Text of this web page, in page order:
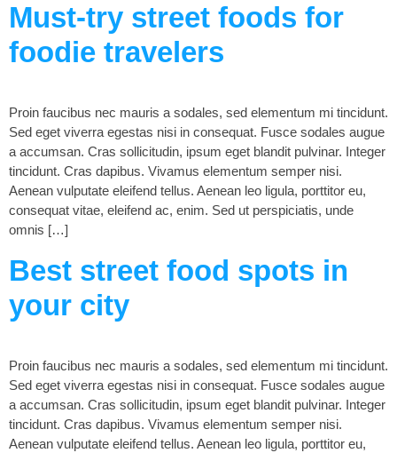
Must-try street foods for
foodie travelers
Proin faucibus nec mauris a sodales, sed elementum mi tincidunt.
Sed eget viverra egestas nisi in consequat. Fusce sodales augue
a accumsan. Cras sollicitudin, ipsum eget blandit pulvinar. Integer
tincidunt. Cras dapibus. Vivamus elementum semper nisi.
Aenean vulputate eleifend tellus. Aenean leo ligula, porttitor eu,
consequat vitae, eleifend ac, enim. Sed ut perspiciatis, unde
omnis […]
Best street food spots in
your city
Proin faucibus nec mauris a sodales, sed elementum mi tincidunt.
Sed eget viverra egestas nisi in consequat. Fusce sodales augue
a accumsan. Cras sollicitudin, ipsum eget blandit pulvinar. Integer
tincidunt. Cras dapibus. Vivamus elementum semper nisi.
Aenean vulputate eleifend tellus. Aenean leo ligula, porttitor eu,